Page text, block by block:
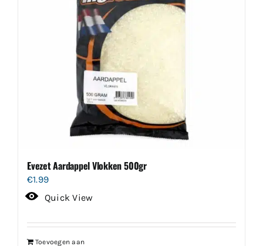
Evezet Aardappel Vlokken 500gr
€1.99
Quick View
Toevoegen aan